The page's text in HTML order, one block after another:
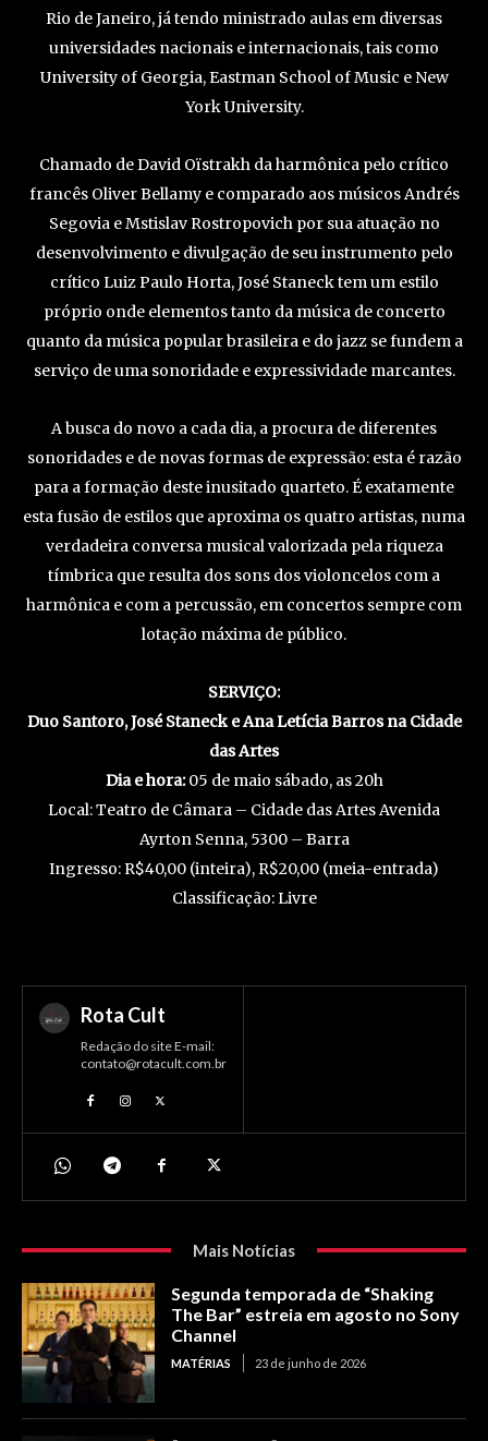
Rio de Janeiro, já tendo ministrado aulas em diversas
universidades nacionais e internacionais, tais como
University of Georgia, Eastman School of Music e New
York University.
Chamado de David Oïstrakh da harmônica pelo crítico
francês Oliver Bellamy e comparado aos músicos Andrés
Segovia e Mstislav Rostropovich por sua atuação no
desenvolvimento e divulgação de seu instrumento pelo
crítico Luiz Paulo Horta, José Staneck tem um estilo
próprio onde elementos tanto da música de concerto
quanto da música popular brasileira e do jazz se fundem a
serviço de uma sonoridade e expressividade marcantes.
A busca do novo a cada dia, a procura de diferentes
sonoridades e de novas formas de expressão: esta é razão
para a formação deste inusitado quarteto. É exatamente
esta fusão de estilos que aproxima os quatro artistas, numa
verdadeira conversa musical valorizada pela riqueza
tímbrica que resulta dos sons dos violoncelos com a
harmônica e com a percussão, em concertos sempre com
lotação máxima de público.
SERVIÇO:
Duo Santoro, José Staneck e Ana Letícia Barros na Cidade
das Artes
Dia e hora:05 de maio sábado, as 20h
Local: Teatro de Câmara – Cidade das Artes Avenida
Ayrton Senna, 5300 – Barra
Ingresso: R$40,00 (inteira), R$20,00 (meia-entrada)
Classificação: Livre
Rota Cult
Redação do site E-mail:
contato@rotacult.com.br
Mais Notícias
Segunda temporada de “Shaking
The Bar” estreia em agosto no Sony
Channel
MATÉRIAS 23 de junho de 2026